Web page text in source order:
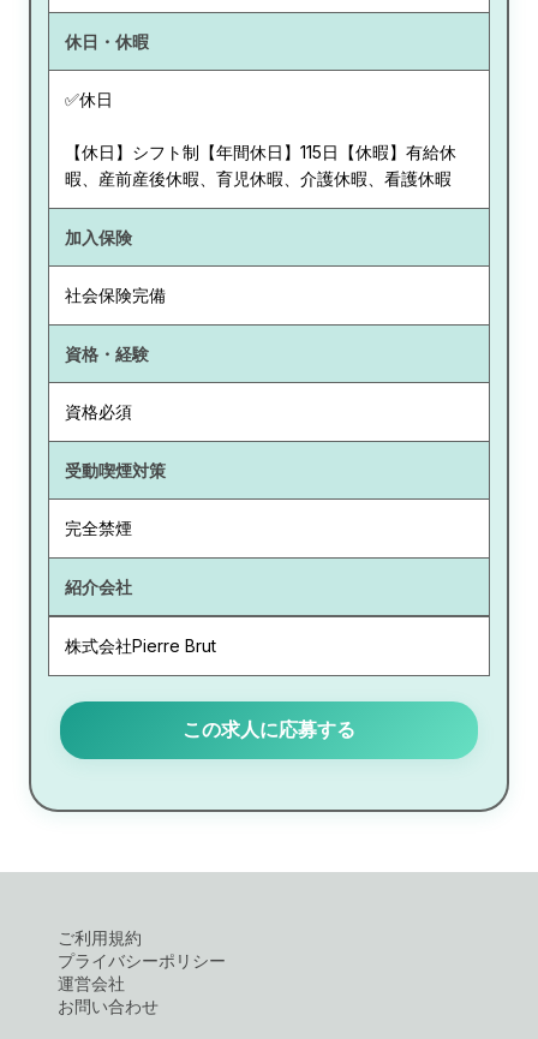
休日・休暇
✅休日
【休日】シフト制【年間休日】115日【休暇】有給休
暇、産前産後休暇、育児休暇、介護休暇、看護休暇
加入保険
社会保険完備
資格・経験
資格必須
受動喫煙対策
完全禁煙
紹介会社
株式会社Pierre Brut
この求人に応募する
ご利用規約
プライバシーポリシー
運営会社
お問い合わせ